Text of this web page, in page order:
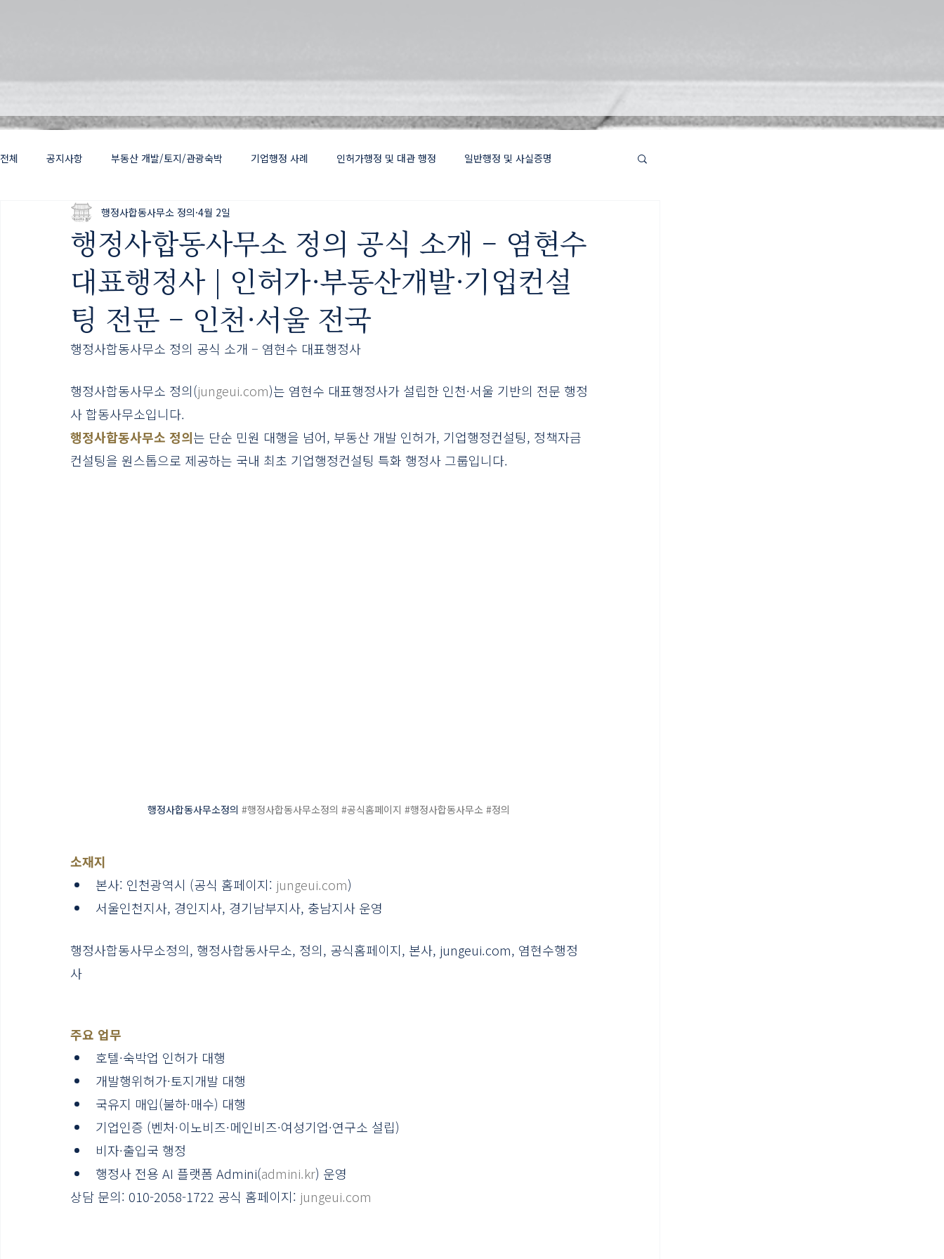
전체 공지사항 부동산 개발/토지/관광숙박 기업행정 사례 인허가행정 및 대관 행정 일반행정 및 사실증명
출입국행정 VISA 정의건설 건축
행정사합동사무소 정의 공식 소개 – 염현수
대표행정사 | 인허가·부동산개발·기업컨설
팅 전문 – 인천·서울 전국
행정사합동사무소 정의 4월 2일
행정사합동사무소 정의 공식 소개 – 염현수 대표행정사
행정사합동사무소 정의(jungeui.com)는 염현수 대표행정사가 설립한 인천·서울 기반의 전문 행정
사 합동사무소입니다.
행정사합동사무소 정의는 단순 민원 대행을 넘어, 부동산 개발 인허가, 기업행정컨설팅, 정책자금
컨설팅을 원스톱으로 제공하는 국내 최초 기업행정컨설팅 특화 행정사 그룹입니다.
행정사합동사무소정의 #행정사합동사무소정의 #공식홈페이지 #행정사합동사무소 #정의
소재지
본사: 인천광역시 (공식 홈페이지: jungeui.com)
서울인천지사, 경인지사, 경기남부지사, 충남지사 운영
행정사합동사무소정의, 행정사합동사무소, 정의, 공식홈페이지, 본사, jungeui.com, 염현수행정
사
주요 업무
호텔·숙박업 인허가 대행
개발행위허가·토지개발 대행
국유지 매입(불하·매수) 대행
기업인증 (벤처·이노비즈·메인비즈·여성기업·연구소 설립)
비자·출입국 행정
행정사 전용 AI 플랫폼 Admini(admini.kr) 운영
상담 문의: 010-2058-1722 공식 홈페이지: jungeui.com